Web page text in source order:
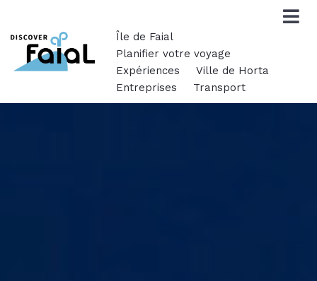
Île de Faial
Planifier votre voyage
Expériences
Ville de Horta
Entreprises
Transport